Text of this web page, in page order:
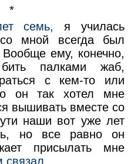
*
семь,
я училась
мной всегда был
ему, конечно,
палками жаб,
с кем-то или
он так хотел мне
вышивать вместе со
наши вот уже лет
но все равно он
присылать мне